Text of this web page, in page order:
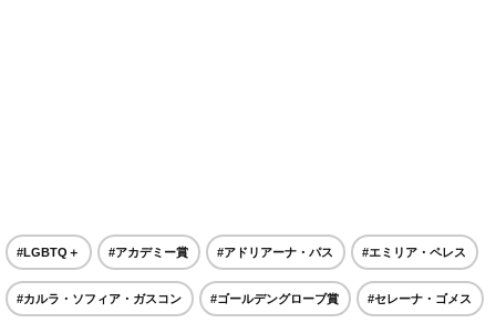
#LGBTQ＋ #アカデミー賞 #アドリアーナ・パス #エミリア・ペレス
#カルラ・ソフィア・ガスコン #ゴールデングローブ賞 #セレーナ・ゴメス